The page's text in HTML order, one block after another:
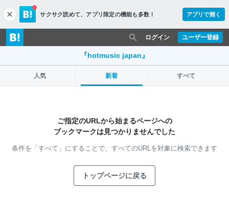
c
l
o
s
サクサク読めて、 アプリ限定の機能も多数！ アプリで開く
ユーザー登録
ログイン
『hotmusic japan』
人気 新着 すべて
ご指定のURLから始まるページへの
ブックマークは見つかりませんでした
条件を「すべて」にすることで、 すべてのURLを対象に検索できます
トップページに戻る